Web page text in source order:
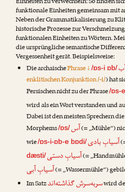
funktionale Einheiten gemeinsam mit
Neben der Grammatikalisierung zu
historische Prozesse zur
funktionalen Einheiten zu Wörtern.
die ursprüngliche semantische
Vergessenheit gerät. Beispielsweise:
Die archaischePhrase ↓ /ɒs-i ɒb/
enklitischen Konjunktion /-i/) hat
Persischen nicht zu der Phrase/ɒs-
wird als ein Wort verstanden und
Dabei ist den meisten Sprechern
Morphems/ɒs/آس(= „Mühle“)
wie/ɒs-i-ɒb-e bɒdi/آسیابِ بادی
dæsti/آسیابِ دستی(=
آسیابِ آبی(= „Wassermühle“)
Im Satzسربه‌سرش گذاشته‌اندwird